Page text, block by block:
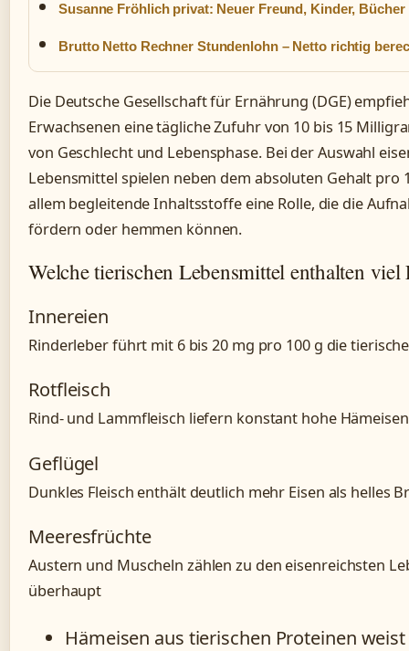
Susanne Fröhlich privat: Neuer Freund, Kinder,
Brutto Netto Rechner Stundenlohn – Netto richtig
Die Deutsche Gesellschaft für Ernährung (DGE)
Erwachsenen eine tägliche Zufuhr von 10 bis 15
von Geschlecht und Lebensphase. Bei der Auswahl
Lebensmittel spielen neben dem absoluten Gehalt pro
allem begleitende Inhaltsstoffe eine Rolle, die die
fördern oder hemmen können.
Welche tierischen Lebensmittel enthalten viel
Innereien
Rinderleber führt mit 6 bis 20 mg pro 100 g die
Rotfleisch
Rind- und Lammfleisch liefern konstant hohe
Geflügel
Dunkles Fleisch enthält deutlich mehr Eisen als helles
Meeresfrüchte
Austern und Muscheln zählen zu den eisenreichsten
überhaupt
Hämeisen aus tierischen Proteinen